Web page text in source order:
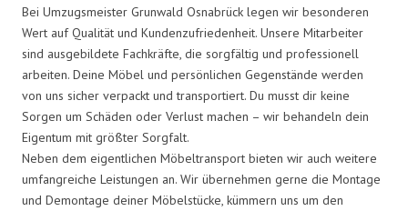
Bei Umzugsmeister Grunwald Osnabrück legen wir besonderen
Wert auf Qualität und Kundenzufriedenheit. Unsere Mitarbeiter
sind ausgebildete Fachkräfte, die sorgfältig und professionell
arbeiten. Deine Möbel und persönlichen Gegenstände werden
von uns sicher verpackt und transportiert. Du musst dir keine
Sorgen um Schäden oder Verlust machen – wir behandeln dein
Eigentum mit größter Sorgfalt.
Neben dem eigentlichen Möbeltransport bieten wir auch weitere
umfangreiche Leistungen an. Wir übernehmen gerne die Montage
und Demontage deiner Möbelstücke, kümmern uns um den